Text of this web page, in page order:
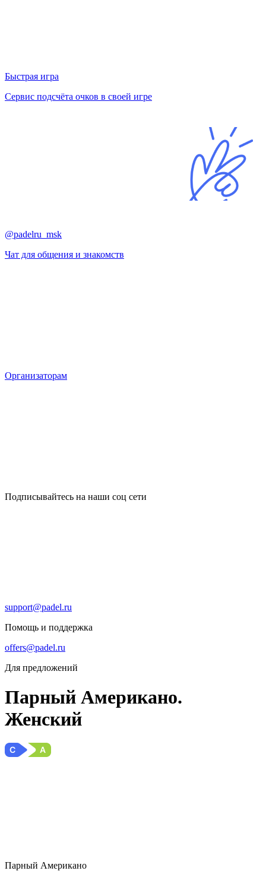
Быстрая игра
Сервис подсчёта очков в своей игре
@padelru_msk
Чат для общения и знакомств
Организаторам
Подписывайтесь на наши соц сети
support@padel.ru
Помощь и поддержка
offers@padel.ru
Для предложений
Парный Американо.
Женский
Парный Американо